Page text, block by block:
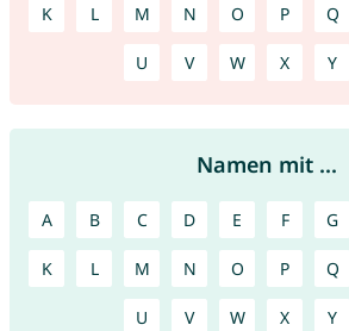
K L M N O P Q
U V W X Y
Namen mit ...
A B C D E F G
K L M N O P Q
U V W X Y